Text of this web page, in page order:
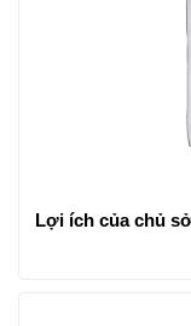
Lợi ích của chủ